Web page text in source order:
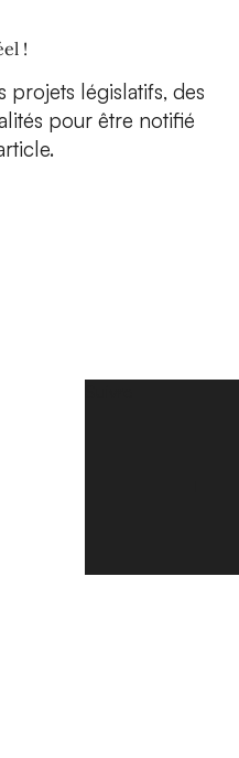
!
projets législatifs, des
pour être notifié